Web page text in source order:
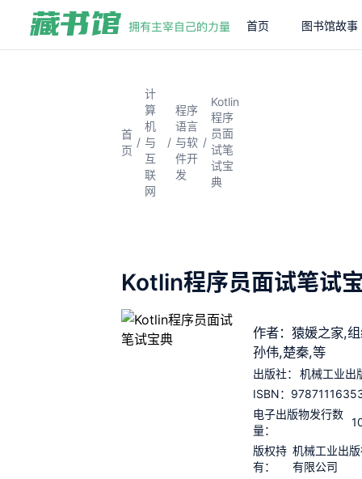
首页 图书馆故事
首
页
/
计
算
机
与
互
联
网
/
程序
语言
与软
件开
发
/
Kotlin
程序
员面
试笔
试宝
典
Kotlin程序员面试笔试
作者：猿媛之家,
孙伟,楚秦,等
出版社：
机械工业出
ISBN：
电子出版物发行数
量：
版权持
有：
机械工业出
有限公司